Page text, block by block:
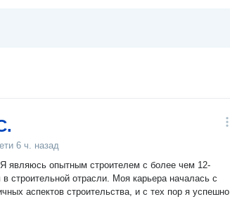
6 ч. назад
строительной отрасли. Моя карьера началась с
аспектов строительства, и с тех пор я успешно